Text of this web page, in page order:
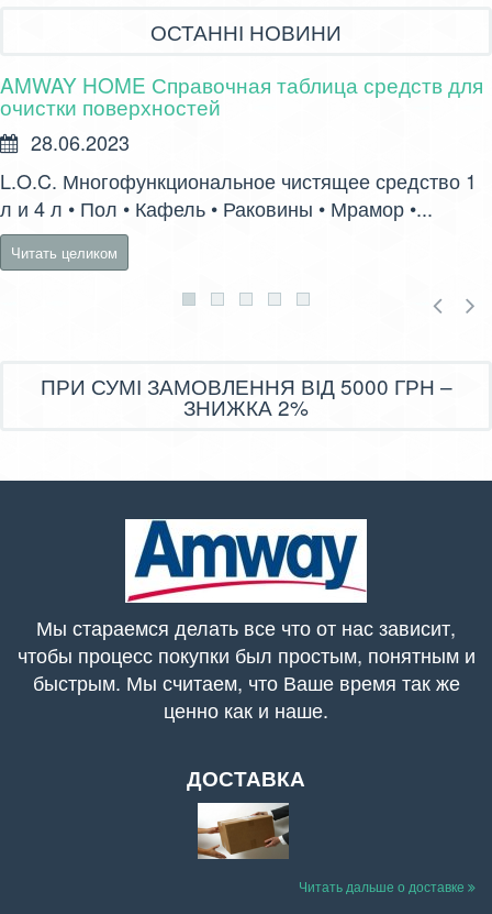
ОСТАННІ НОВИНИ
AMWAY HOME Справочная таблица средств для
очистки поверхностей
28.06.2023
L.O.C. Многофункциональное чистящее средство 1
л и 4 л • Пол • Кафель • Раковины • Мрамор •...
Читать целиком
ПРИ СУМІ ЗАМОВЛЕННЯ ВІД 5000 ГРН –
ЗНИЖКА 2%
Мы стараемся делать все что от нас зависит,
чтобы процесс покупки был простым, понятным и
быстрым. Мы считаем, что Ваше время так же
ценно как и наше.
ДОСТАВКА
Читать дальше о доставке